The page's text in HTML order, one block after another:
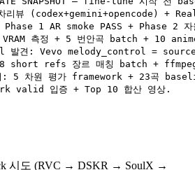
리뷰 (codex+gemini+opencode) +
1 AR smoke PASS + Phase 2
측정 + 5 번안곡 batch + 10
견: Vevo melody_control = source
short refs 장르 매칭 batch +
: 5 차원 평가 framework + 23곡
시도 (RVC → DSKR → SoulX →